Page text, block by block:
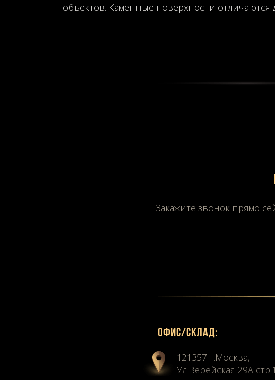
объектов. Каменные поверхности
Закажите звонок прямо
Офиc/склад:
121357 г.Москва,
Ул.Верейская 29А стр.1